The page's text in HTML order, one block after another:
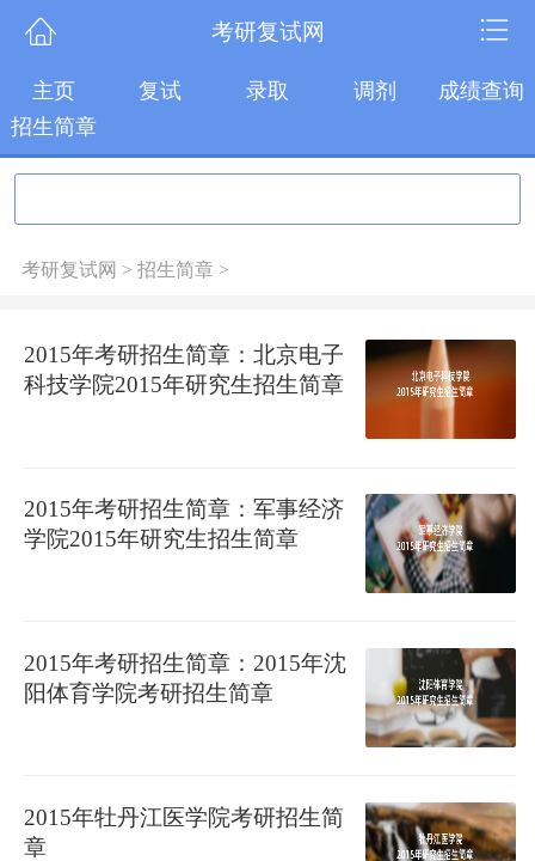
考研复试网
主页 复试 录取 调剂
成绩查询
招生简章
考研复试网 > 招生简章>
2015年考研招生简章：北京电子
科技学院2015年研究生招生简章
2015年考研招生简章：军事经济
学院2015年研究生招生简章
2015年考研招生简章：2015年沈
阳体育学院考研招生简章
2015年牡丹江医学院考研招生简
章